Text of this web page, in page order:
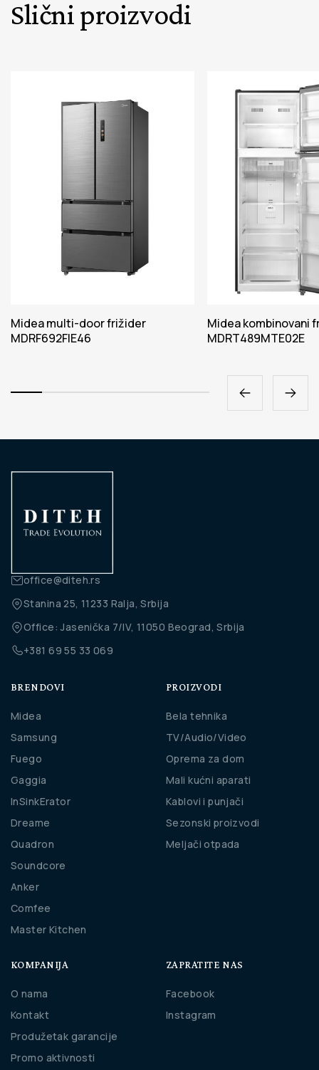
Slični proizvodi
Midea multi-door frižider
MDRF692FIE46
Midea kombinovani
MDRT489MTE02E
office@diteh.rs
Stanina 25, 11233 Ralja, Srbija
Office: Jasenička 7/IV, 11050 Beograd, Srbija
+381 69 55 33 069
BRENDOVI
Midea
Samsung
Fuego
Gaggia
InSinkErator
Dreame
Quadron
Soundcore
Anker
Comfee
Master Kitchen
PROIZVODI
Bela tehnika
TV/Audio/Video
Oprema za dom
Mali kućni aparati
Kablovi i punjači
Sezonski proizvodi
Meljači otpada
KOMPANIJA
O nama
Kontakt
Produžetak garancije
Promo aktivnosti
ZAPRATITE NAS
Facebook
Instagram